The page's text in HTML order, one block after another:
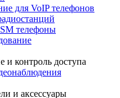
для VoIP телефонов
телефоны
и контроль доступа
и аксессуары